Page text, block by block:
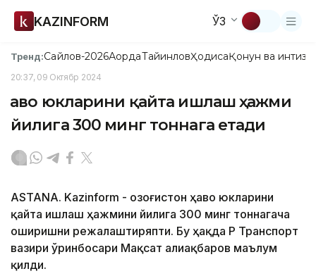
KAZINFORM ЎЗ
Тренд:Сайлов-2026АқордаТайинловҲодисаҚонун ва
20:37, 09 Октябр 2024
Ҳаво юкларини қайта ишлаш ҳажми
йилига 300 минг тоннага етади
ASTANA. Kazinform - Қозоғистон ҳаво юкларини
қайта ишлаш ҳажмини йилига 300 минг тоннагача
оширишни режалаштиряпти. Бу ҳақда ҚР Транспорт
вазири ўринбосари Мақсат Қалиақбаров маълум
қилди.